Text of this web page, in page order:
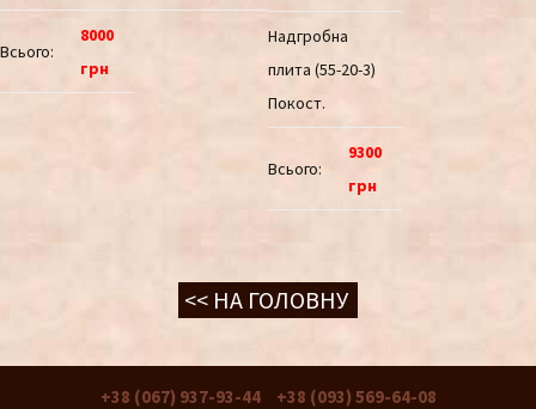
Всього:
8000
грн
Надгробна
плита (55-20-3)
Покост.
Всього:
9300
грн
<< НА ГОЛОВНУ
+38 (067) 937-93-44 +38 (093) 569-64-08